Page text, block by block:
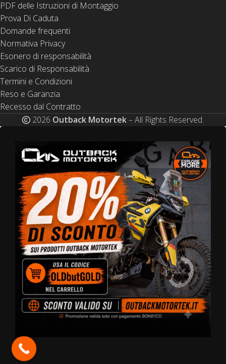
PDF delle Istruzioni di Montaggio
Prova Di Caduta
Domande frequenti
Normativa Privacy
Esonero di responsabilità
Scarico di Responsabilità
Termini e Condizioni
Reso e Garanzia
Recesso dal Contratto
2026 Outback Motortek– All Rights Reserved.